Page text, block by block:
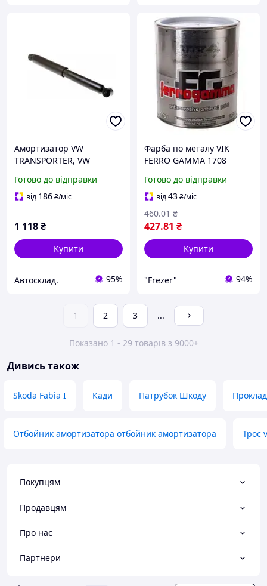
Амортизатор VW
TRANSPORTER, VW
(45130622701)
Готово до відправки
від 186₴/міс
1 118₴
Купити
Автосклад. 95%
Фарба по металу VIK
FERRO GAMMA 1708
Готово до відправки
від43₴/міс
427.81 ₴
460.01 ₴
Купити
"Frezer" 94%
1 2 3 ...
Показано 1 - 29 товарів з 9000+
Дивись також
Skoda Fabia I Кади Патрубок Шкоду
Отбойник амортизатора отбойник амортизатора Трос
Покупцям
Продавцям
Про нас
Партнери